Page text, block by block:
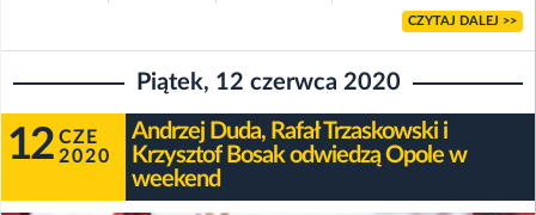
CZYTAJ DALEJ >>
Piątek, 12 czerwca 2020
12 CZE
2020
Andrzej Duda, Rafał Trzaskowski i
Krzysztof Bosak odwiedzą Opole w
weekend